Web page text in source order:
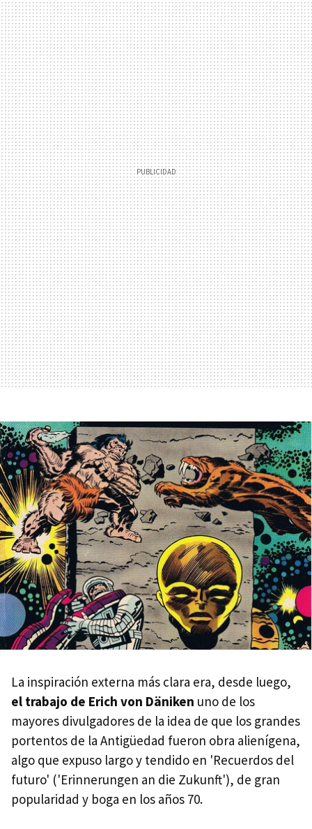
La inspiración externa más clara era, desde luego,
el trabajo de Erich von Däniken uno de los
mayores divulgadores de la idea de que los grandes
portentos de la Antigüedad fueron obra alienígena,
algo que expuso largo y tendido en 'Recuerdos del
futuro' ('Erinnerungen an die Zukunft'), de gran
popularidad y boga en los años 70.